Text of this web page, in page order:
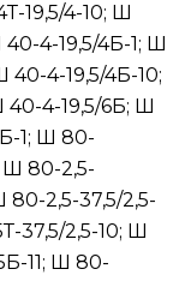
19,5/4-10; Ш
40-4-19,5/4Б-1; Ш
40-4-19,5/4Б-10;
40-4-19,5/6Б; Ш
1; Ш 80-
Ш 80-2,5-
80-2,5-37,5/2,5-
37,5/2,5-10; Ш
11; Ш 80-